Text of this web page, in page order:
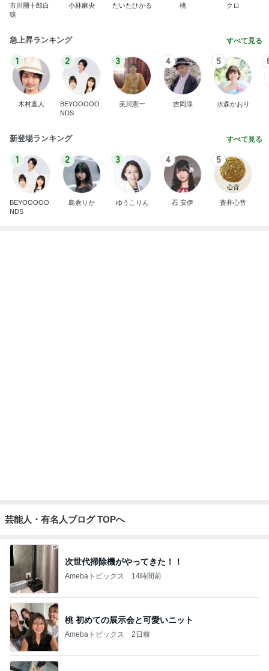
市川團十郎白
猿
小林麻央 だいたひかる 桃 クロ
急上昇ランキング すべて見る
1
木村直人
2
BEYOOOOO
NDS
3
美川憲一
4
吉岡淳
5
水森かおり
新登場ランキング すべて見る
1
BEYOOOOO
NDS
2
島倉りか
3
ゆうこりん
4
石 安伊
5
蒼井心音
芸能人・有名人ブログ TOPへ
次世代掃除機がやってきた！！
Amebaトピックス 14時間前
桃 初めての展示会と可愛いニット
Amebaトピックス 2日前